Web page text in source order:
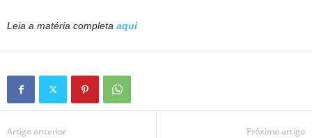
Leia a matéria completa aqui
Artigo anterior Próximo artigo